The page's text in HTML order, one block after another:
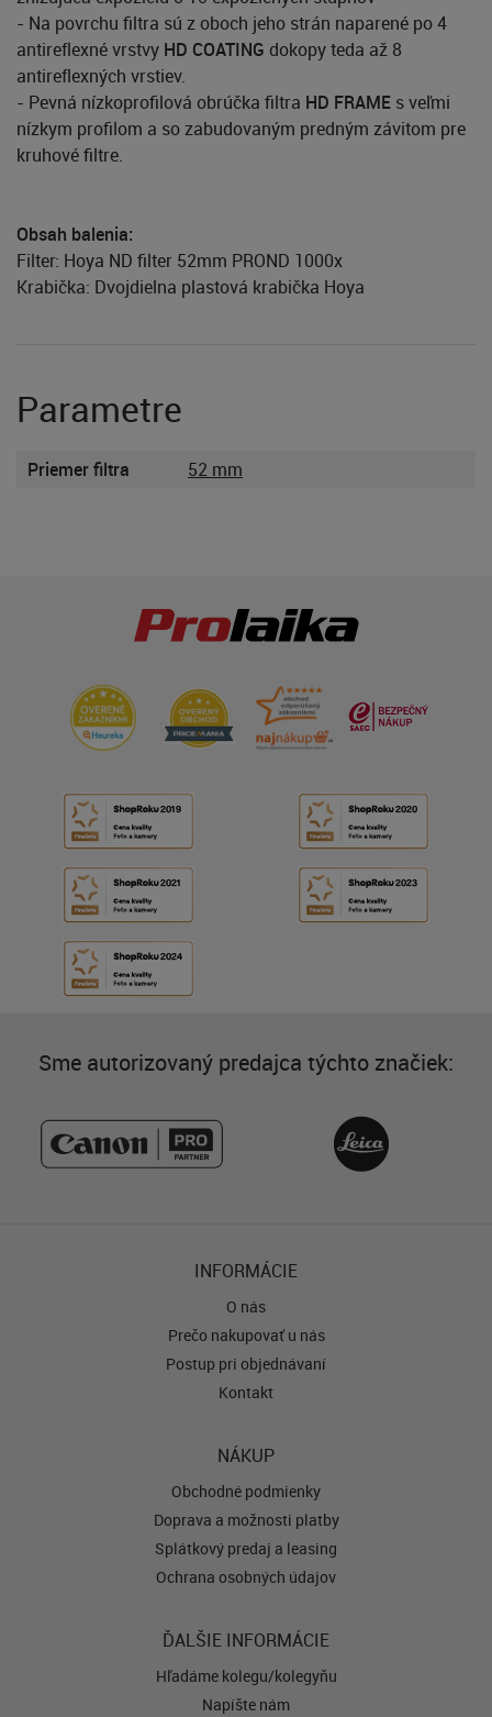
- Na povrchu filtra sú z oboch jeho strán naparené po 4
antireflexné vrstvy HD COATING dokopy teda až 8
antireflexných vrstiev.
- Pevná nízkoprofilová obrúčka filtra HD FRAME s veľmi
nízkym profilom a so zabudovaným predným závitom pre
kruhové filtre.
Obsah balenia:
Filter: Hoya ND filter 52mm PROND 1000x
Krabička: Dvojdielna plastová krabička Hoya
Parametre
Priemer filtra 52 mm
Sme autorizovaný predajca týchto značiek:
INFORMÁCIE
O nás
Prečo nakupovať u nás
Postup pri objednávaní
Kontakt
NÁKUP
Obchodné podmienky
Doprava a možnosti platby
Splátkový predaj a leasing
Ochrana osobných údajov
ĎALŠIE INFORMÁCIE
Hľadáme kolegu/kolegyňu
Napíšte nám